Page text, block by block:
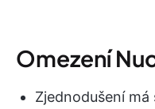
Omezení
Zjednodušení